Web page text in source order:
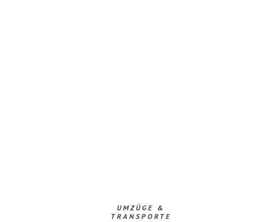
UMZÜGE &
TRANSPORTE